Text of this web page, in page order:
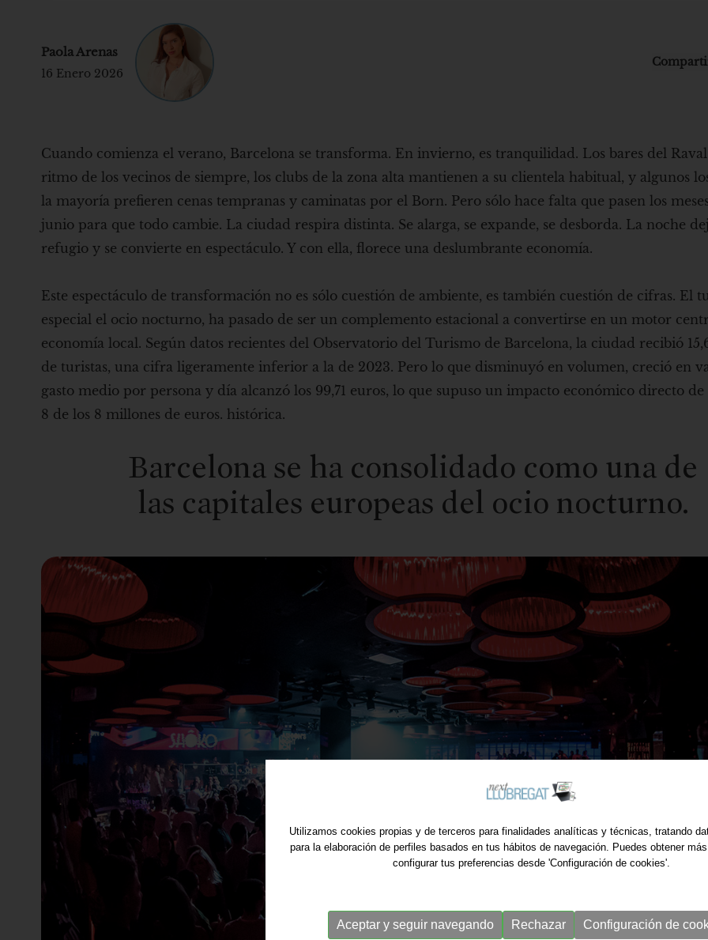
Paola Arenas
16 Enero 2026
Cuando comienza el verano, Barcelona se transforma. En invierno, es tranquilidad. Los bares del
ritmo de los vecinos de siempre, los clubs de la zona alta mantienen a su clientela habitual, y algunos
la mayoría prefieren cenas tempranas y caminatas por el Born. Pero sólo hace falta que pasen los
junio para que todo cambie. La ciudad respira distinta. Se alarga, se expande, se desborda. La noche
refugio y se convierte en espectáculo. Y con ella, florece una deslumbrante economía.
Este espectáculo de transformación no es sólo cuestión de ambiente, es también cuestión de cifras. El
especial el ocio nocturno, ha pasado de ser un complemento estacional a convertirse en un motor
economía local. Según datos recientes del Observatorio del Turismo de Barcelona, ​​la ciudad recibió
de turistas, una cifra ligeramente inferior a la de 2023. Pero lo que disminuyó en volumen, creció en
gasto medio por persona y día alcanzó los 99,71 euros, lo que supuso un impacto económico directo de
8 de los 8 millones de euros. histórica.
Barcelona se ha consolidado como una de
las capitales europeas del ocio nocturno.
Utilizamos cookies propias y de terceros para finalidades analíticas y técnicas, tratando
para la elaboración de perfiles basados en tus hábitos de navegación. Puedes obtener
configurar tus preferencias desde 'Configuración de cookies'.
Aceptar y seguir navegando Rechazar Configuración de